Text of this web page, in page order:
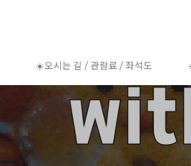
☀️오시는 길 / 관람료 / 좌석도